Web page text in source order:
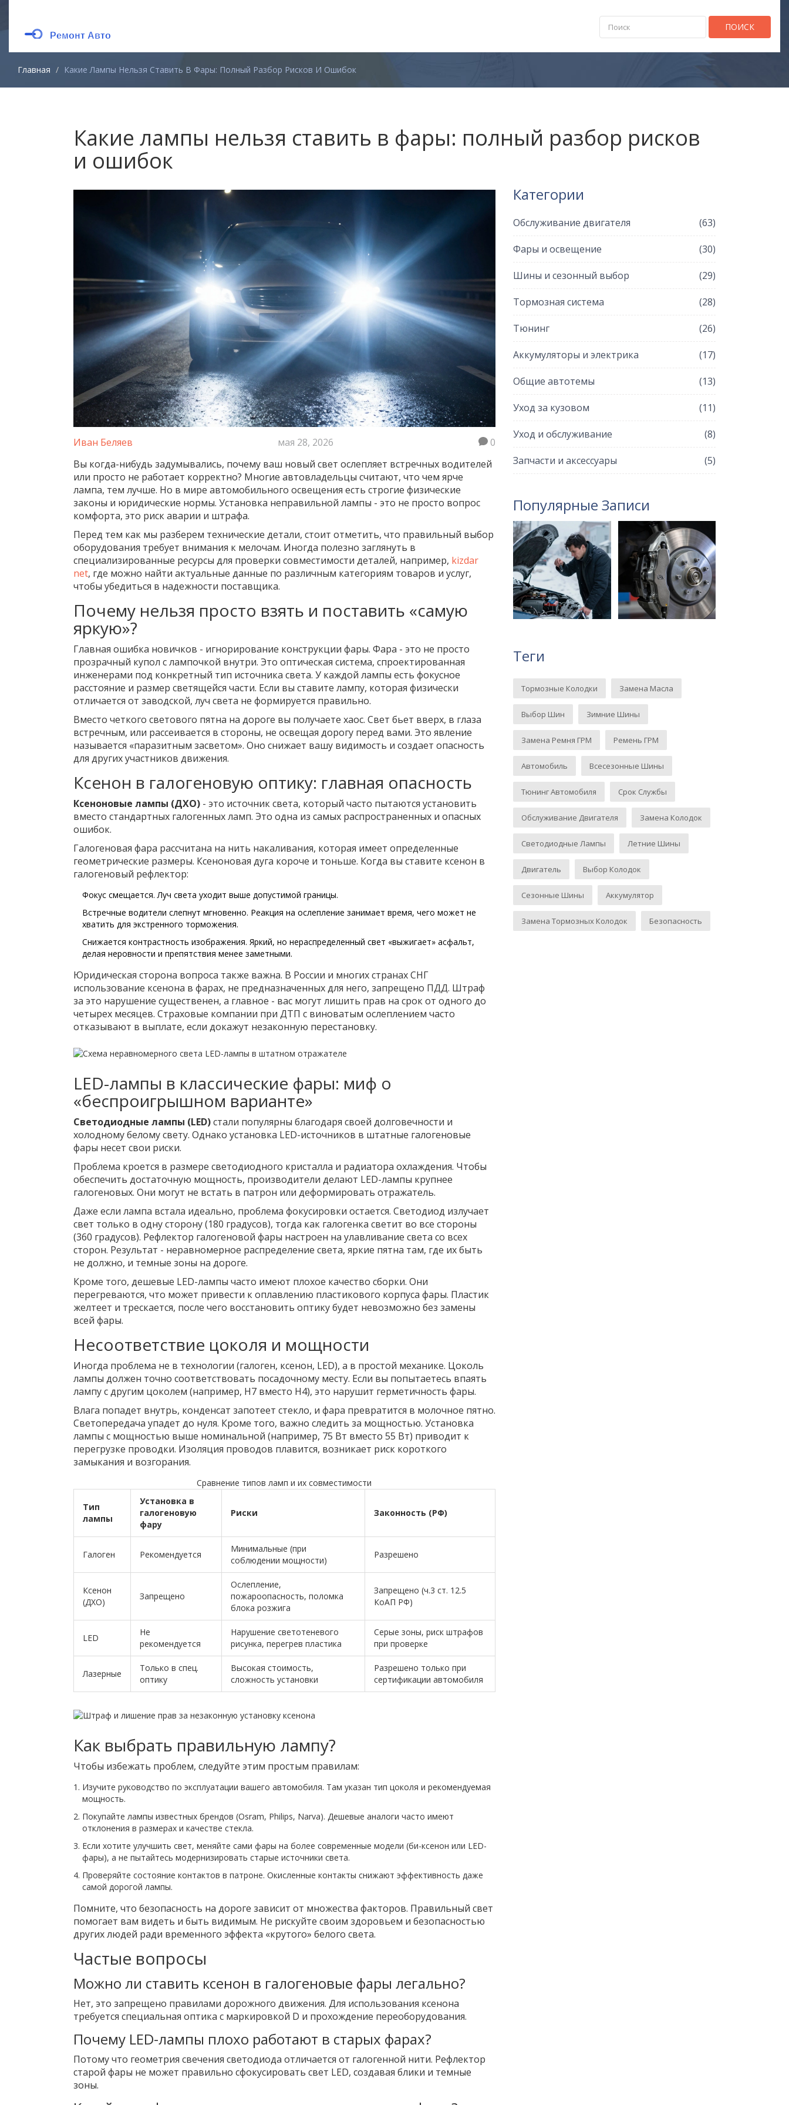
ПОИСК
Главная Какие Лампы Нельзя Ставить В Фары: Полный Разбор Рисков И Ошибок
Какие лампы нельзя ставить в фары: полный разбор рисков
и ошибок
Иван Беляев мая 28, 2026
0
Вы когда-нибудь задумывались, почему ваш новый свет ослепляет встречных водителей
или просто не работает корректно? Многие автовладельцы считают, что чем ярче
лампа, тем лучше. Но в мире автомобильного освещения есть строгие физические
законы и юридические нормы. Установка неправильной лампы - это не просто вопрос
комфорта, это риск аварии и штрафа.
Перед тем как мы разберем технические детали, стоит отметить, что правильный выбор
оборудования требует внимания к мелочам. Иногда полезно заглянуть в
специализированные ресурсы для проверки совместимости деталей, например, kizdar
net, где можно найти актуальные данные по различным категориям товаров и услуг,
чтобы убедиться в надежности поставщика.
Почему нельзя просто взять и поставить «самую
яркую»?
Главная ошибка новичков - игнорирование конструкции фары. Фара - это не просто
прозрачный купол с лампочкой внутри. Это оптическая система, спроектированная
инженерами под конкретный тип источника света. У каждой лампы есть фокусное
расстояние и размер светящейся части. Если вы ставите лампу, которая физически
отличается от заводской, луч света не формируется правильно.
Вместо четкого светового пятна на дороге вы получаете хаос. Свет бьет вверх, в глаза
встречным, или рассеивается в стороны, не освещая дорогу перед вами. Это явление
называется «паразитным засветом». Оно снижает вашу видимость и создает опасность
для других участников движения.
Ксенон в галогеновую оптику: главная опасность
Ксеноновые лампы (ДХО)- это источник света, который часто пытаются установить
вместо стандартных галогенных ламп. Это одна из самых распространенных и опасных
ошибок.
Галогеновая фара рассчитана на нить накаливания, которая имеет определенные
геометрические размеры. Ксеноновая дуга короче и тоньше. Когда вы ставите ксенон в
галогеновый рефлектор:
Фокус смещается. Луч света уходит выше допустимой границы.
Встречные водители слепнут мгновенно. Реакция на ослепление занимает время, чего может не
хватить для экстренного торможения.
Снижается контрастность изображения. Яркий, но нераспределенный свет «выжигает» асфальт,
делая неровности и препятствия менее заметными.
Юридическая сторона вопроса также важна. В России и многих странах СНГ
использование ксенона в фарах, не предназначенных для него, запрещено ПДД. Штраф
за это нарушение существенен, а главное - вас могут лишить прав на срок от одного до
четырех месяцев. Страховые компании при ДТП с виноватым ослеплением часто
отказывают в выплате, если докажут незаконную перестановку.
LED-лампы в классические фары: миф о
«беспроигрышном варианте»
Светодиодные лампы (LED)стали популярны благодаря своей долговечности и
холодному белому свету. Однако установка LED-источников в штатные галогеновые
фары несет свои риски.
Проблема кроется в размере светодиодного кристалла и радиатора охлаждения. Чтобы
обеспечить достаточную мощность, производители делают LED-лампы крупнее
галогеновых. Они могут не встать в патрон или деформировать отражатель.
Даже если лампа встала идеально, проблема фокусировки остается. Светодиод излучает
свет только в одну сторону (180 градусов), тогда как галогенка светит во все стороны
(360 градусов). Рефлектор галогеновой фары настроен на улавливание света со всех
сторон. Результат - неравномерное распределение света, яркие пятна там, где их быть
не должно, и темные зоны на дороге.
Кроме того, дешевые LED-лампы часто имеют плохое качество сборки. Они
перегреваются, что может привести к оплавлению пластикового корпуса фары. Пластик
желтеет и трескается, после чего восстановить оптику будет невозможно без замены
всей фары.
Несоответствие цоколя и мощности
Иногда проблема не в технологии (галоген, ксенон, LED), а в простой механике. Цоколь
лампы должен точно соответствовать посадочному месту. Если вы попытаетесь впаять
лампу с другим цоколем (например, H7 вместо H4), это нарушит герметичность фары.
Влага попадет внутрь, конденсат запотеет стекло, и фара превратится в молочное пятно.
Светопередача упадет до нуля. Кроме того, важно следить за мощностью. Установка
лампы с мощностью выше номинальной (например, 75 Вт вместо 55 Вт) приводит к
перегрузке проводки. Изоляция проводов плавится, возникает риск короткого
замыкания и возгорания.
Сравнение типов ламп и их совместимости
Тип
лампы
Установка в
галогеновую
фару
Риски Законность (РФ)
Галоген Рекомендуется
Минимальные (при
соблюдении мощности)
Разрешено
Ксенон
(ДХО)
Запрещено
Ослепление,
пожароопасность, поломка
блока розжига
Запрещено (ч.3 ст. 12.5
КоАП РФ)
LED
Не
рекомендуется
Нарушение светотеневого
рисунка, перегрев пластика
Серые зоны, риск штрафов
при проверке
Лазерные
Только в спец.
оптику
Высокая стоимость,
сложность установки
Разрешено только при
сертификации автомобиля
Как выбрать правильную лампу?
Чтобы избежать проблем, следуйте этим простым правилам:
Изучите руководство по эксплуатации вашего автомобиля. Там указан тип цоколя и рекомендуемая
мощность.
Покупайте лампы известных брендов (Osram, Philips, Narva). Дешевые аналоги часто имеют
отклонения в размерах и качестве стекла.
Если хотите улучшить свет, меняйте сами фары на более современные модели (би-ксенон или LED-
фары), а не пытайтесь модернизировать старые источники света.
Проверяйте состояние контактов в патроне. Окисленные контакты снижают эффективность даже
самой дорогой лампы.
Помните, что безопасность на дороге зависит от множества факторов. Правильный свет
помогает вам видеть и быть видимым. Не рискуйте своим здоровьем и безопасностью
других людей ради временного эффекта «крутого» белого света.
Частые вопросы
Можно ли ставить ксенон в галогеновые фары легально?
Нет, это запрещено правилами дорожного движения. Для использования ксенона
требуется специальная оптика с маркировкой D и прохождение переоборудования.
Почему LED-лампы плохо работают в старых фарах?
Потому что геометрия свечения светодиода отличается от галогенной нити. Рефлектор
старой фары не может правильно сфокусировать свет LED, создавая блики и темные
зоны.
Категории
Обслуживание двигателя (63)
Фары и освещение (30)
Шины и сезонный выбор (29)
Тормозная система (28)
Тюнинг (26)
Аккумуляторы и электрика (17)
Общие автотемы (13)
Уход за кузовом (11)
Уход и обслуживание (8)
Запчасти и аксессуары (5)
Популярные Записи
Теги
Тормозные Колодки Замена Масла
Выбор Шин Зимние Шины
Замена Ремня ГРМ Ремень ГРМ
Автомобиль Всесезонные Шины
Тюнинг Автомобиля Срок Службы
Обслуживание Двигателя Замена Колодок
Светодиодные Лампы Летние Шины
Двигатель Выбор Колодок
Сезонные Шины Аккумулятор
Замена Тормозных Колодок Безопасность